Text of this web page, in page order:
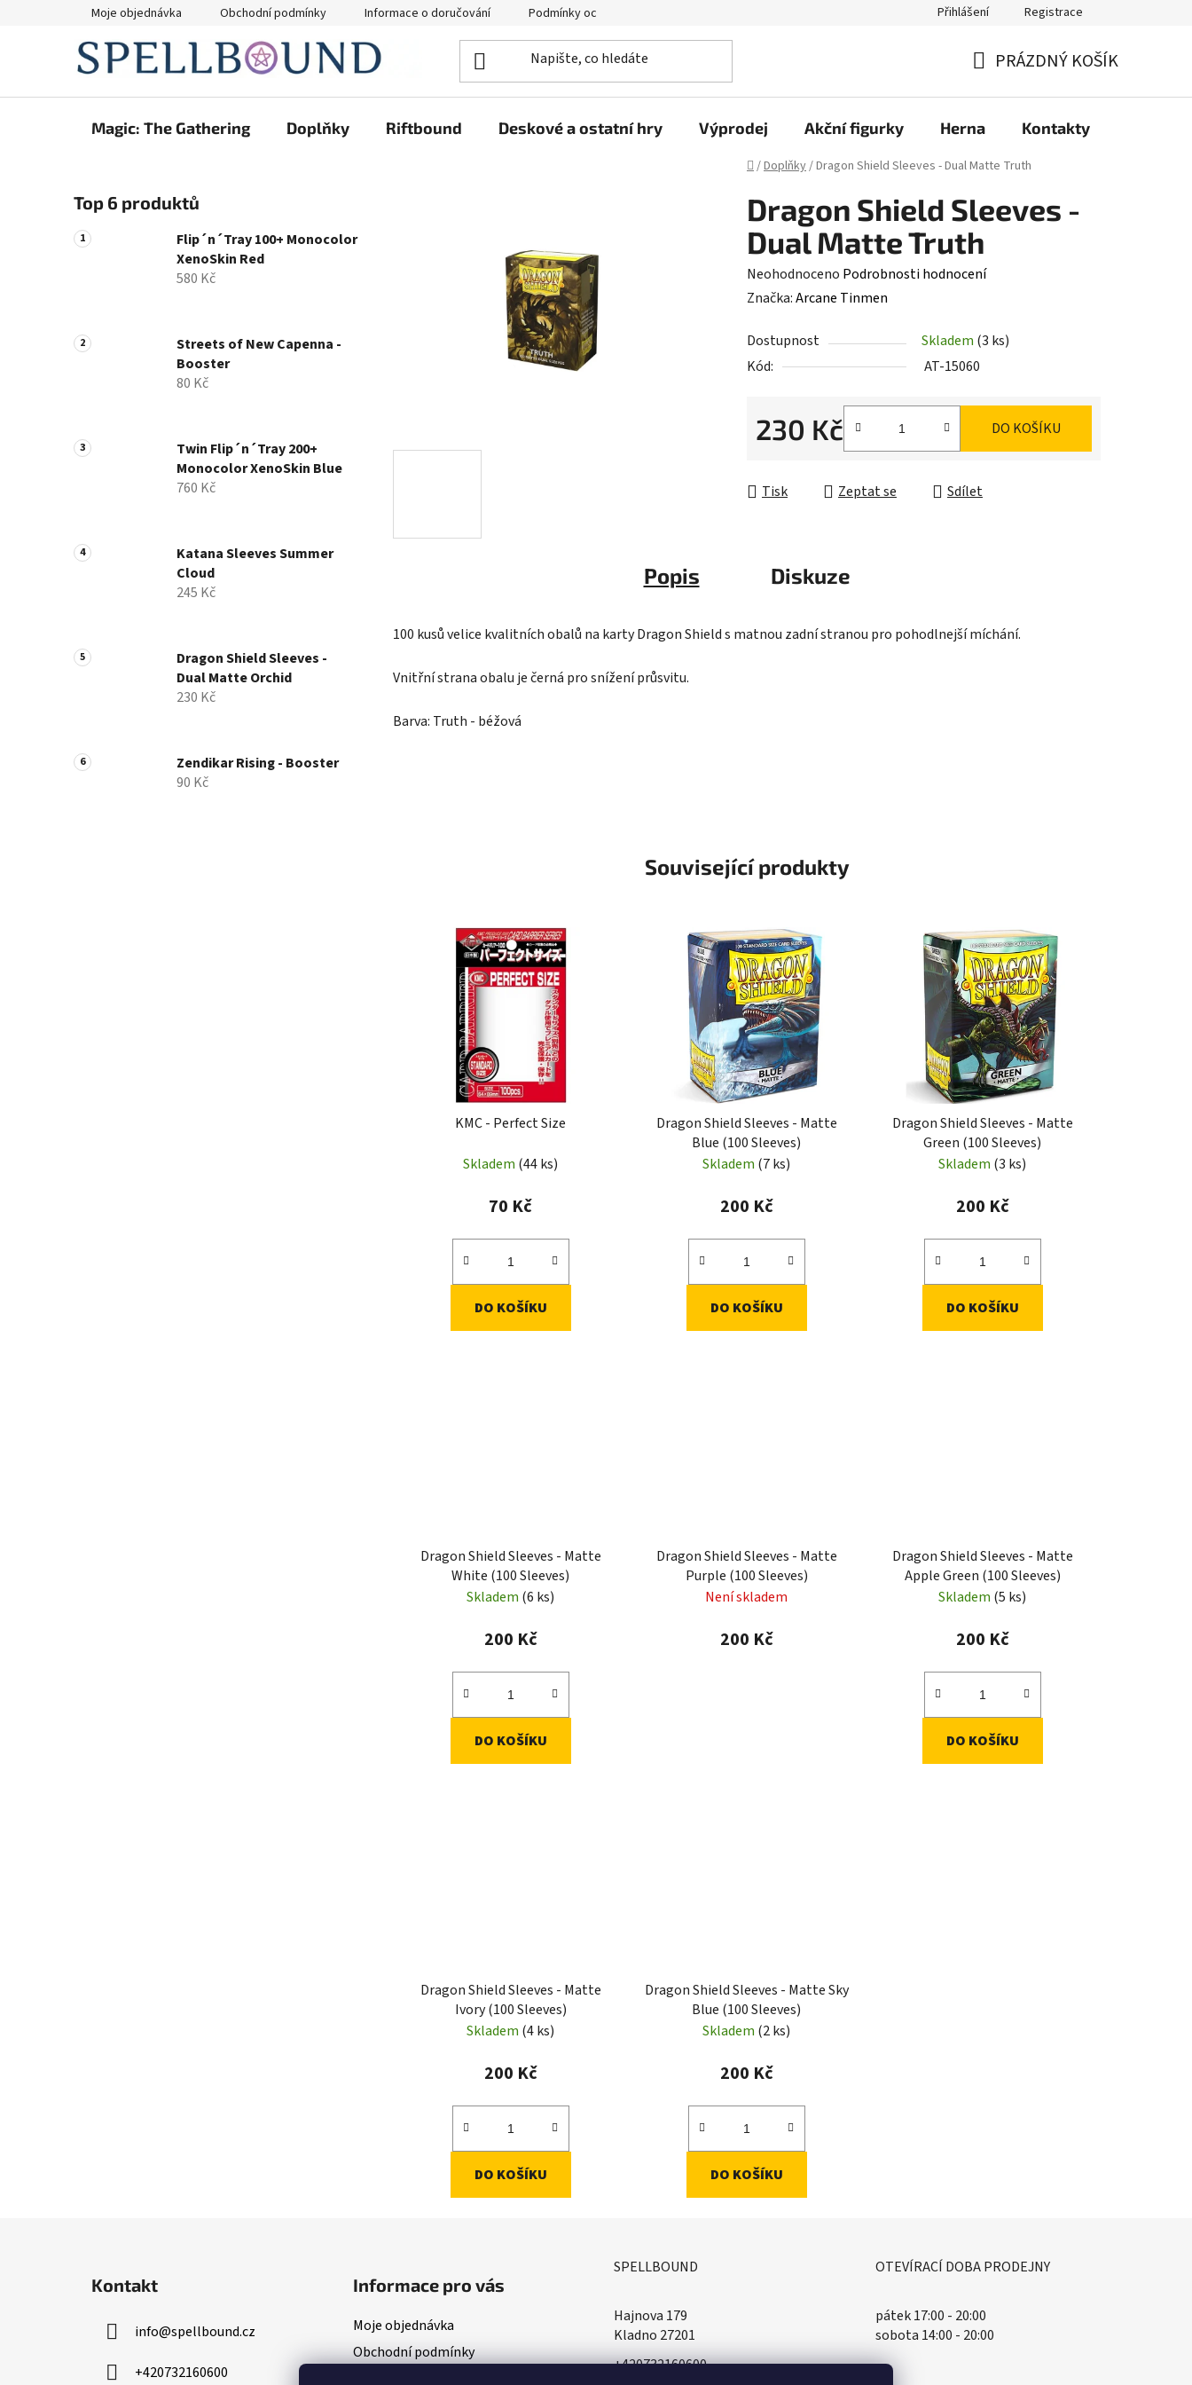
Moje objednávka Obchodní podmínky Informace o doručování Podmínky ochrany osobních údajů Přihlášení Registrace
KOŠÍK
PRÁZDNÝ KOŠÍK
Magic: The Gathering Doplňky Riftbound Deskové a ostatní hry Výprodej Akční figurky Herna Kontakty
Domů
/Doplňky/Dragon Shield Sleeves - Dual Matte Truth
o
s
t
n
n
e
Top 6 produktů
Flip´n´Tray 100+ Monocolor
XenoSkin Red
580 Kč
Streets of New Capenna -
Booster
80 Kč
Twin Flip´n´Tray 200+
Monocolor XenoSkin Blue
760 Kč
Katana Sleeves Summer
Cloud
245 Kč
Dragon Shield Sleeves -
Dual Matte Orchid
230 Kč
Zendikar Rising - Booster
90 Kč
Dragon Shield Sleeves -
Dual Matte Truth
Průměrné
hodnocení
je
0,0
hvězdiček.
Neohodnoceno Podrobnosti hodnocení
Značka:Arcane Tinmen
Dostupnost Skladem (3 ks)
Kód:
AT-15060
230 Kč DO KOŠÍKU
Tisk Zeptat se Sdílet
Popis Diskuze
100 kusů velice kvalitních obalů na karty Dragon Shield s matnou zadní stranou pro pohodlnejší míchání.
Vnitřní strana obalu je černá pro snížení průsvitu.
Barva: Truth - béžová
Související produkty
KMC - Perfect Size
Skladem (44 ks)
70 Kč
DO KOŠÍKU
Dragon Shield Sleeves - Matte
Blue (100 Sleeves)
Skladem (7 ks)
200 Kč
DO KOŠÍKU
Dragon Shield Sleeves - Matte
Green (100 Sleeves)
Skladem (3 ks)
200 Kč
DO KOŠÍKU
Dragon Shield Sleeves - Matte
White (100 Sleeves)
Skladem (6 ks)
200 Kč
DO KOŠÍKU
Dragon Shield Sleeves - Matte
Purple (100 Sleeves)
Není skladem
200 Kč
Dragon Shield Sleeves - Matte
Apple Green (100 Sleeves)
Skladem (5 ks)
200 Kč
DO KOŠÍKU
Dragon Shield Sleeves - Matte
Ivory (100 Sleeves)
Skladem (4 ks)
200 Kč
DO KOŠÍKU
Dragon Shield Sleeves - Matte Sky
Blue (100 Sleeves)
Skladem (2 ks)
200 Kč
DO KOŠÍKU
Kontakt
info@spellbound.cz
+420732160600
Informace pro vás
Moje objednávka
Obchodní podmínky
SPELLBOUND
Hajnova 179
Kladno 27201
+420732160600
OTEVÍRACÍ DOBA PRODEJNY
pátek 17:00 - 20:00
sobota 14:00 - 20:00